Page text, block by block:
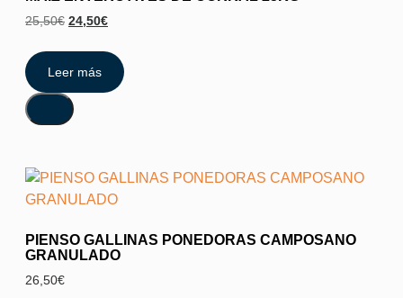
25,50€ 24,50€
Leer más
PIENSO GALLINAS PONEDORAS CAMPOSANO
GRANULADO
26,50€